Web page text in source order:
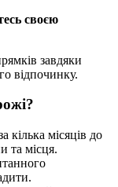
своєю
завдяки
відпочинку.
кілька місяців до
та місця.